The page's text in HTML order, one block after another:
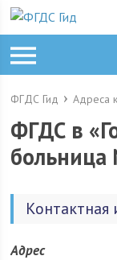
ФГДС Гид Адреса
ФГДС в
Адрес